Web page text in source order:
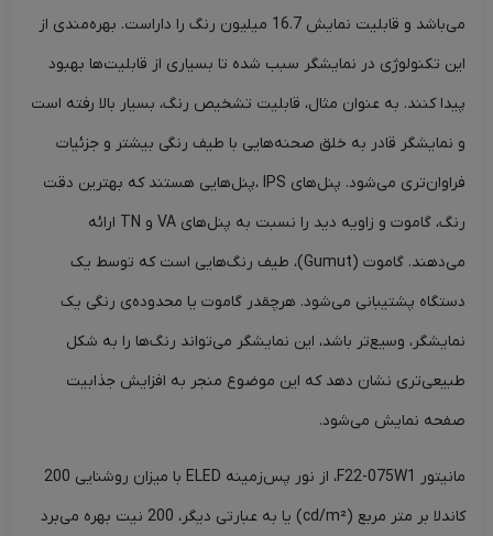
می‌باشد و قابلیت نمایش 16.7 میلیون رنگ را داراست. بهره‌مندی از
این تکنولوژی در نمایشگر سبب شده تا بسیاری از قابلیت‌ها بهبود
پیدا کنند. به عنوان مثال، قابلیت تشخیص رنگ، بسیار بالا رفته است
و نمایشگر قادر به خلق صحنه‌هایی با طیف رنگی بیشتر و جزئیات
فراوان‌تری می‌شود. پنل‌های IPS ،پنل‌هایی هستند که بهترین دقت
رنگ، گاموت و زاویه دید را نسبت به پنل‌های VA و TN ارائه
می‌دهند. گاموت (Gumut)‌، طیف رنگ‌هایی است که توسط یک
دستگاه پشتیبانی می‌شود. هرچقدر گاموت‌ یا محدوده‌ی رنگی یک
نمایشگر، وسیع‌تر باشد، این نمایشگر می‌تواند رنگ‌ها را به شکل
طبیعی‌تری نشان دهد که این موضوع منجر به افزایش جذابیت
صفحه نمایش می‌شود.
مانیتور F22-075W1، از نور پس‌‌زمینه ELED با میزان روشنایی 200
کاندلا بر متر مربع (cd/m²) یا به عبارتی دیگر، 200 نیت بهره می‌برد